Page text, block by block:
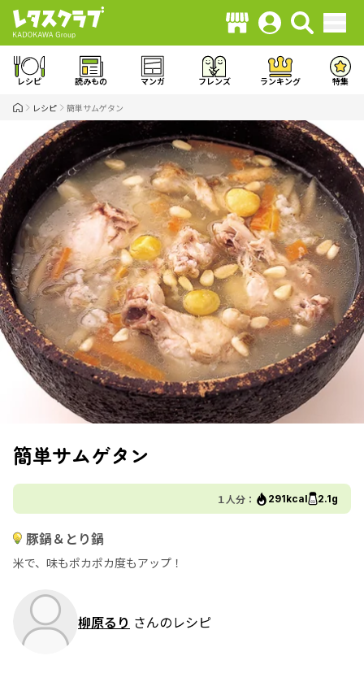
レシピ 読みもの マンガ フレンズ ランキング 特集
レシピ 簡単サムゲタン
簡単サムゲタン
１人分： 291kcal 2.1g
豚鍋＆とり鍋
米で、味もポカポカ度もアップ！
柳原るり さんのレシピ